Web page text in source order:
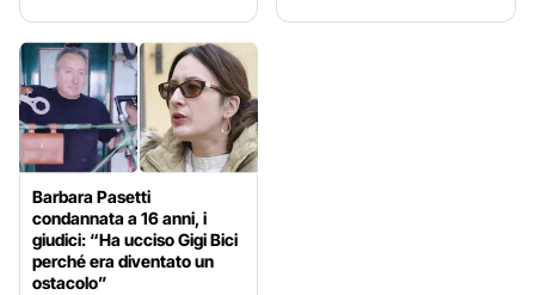
Barbara Pasetti
condannata a 16 anni, i
giudici: “Ha ucciso Gigi Bici
perché era diventato un
ostacolo”